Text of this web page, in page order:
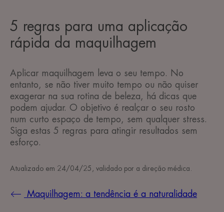
5 regras para uma aplicação
rápida da maquilhagem
Aplicar maquilhagem leva o seu tempo. No
entanto, se não tiver muito tempo ou não quiser
exagerar na sua rotina de beleza, há dicas que
podem ajudar. O objetivo é realçar o seu rosto
num curto espaço de tempo, sem qualquer stress.
Siga estas 5 regras para atingir resultados sem
esforço.
Atualizado em 24/04/25 , validado por a direção médica
Maquilhagem: a tendência é a naturalidade